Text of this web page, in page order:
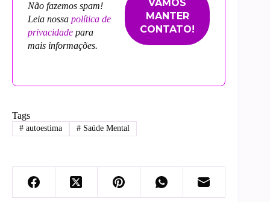
Não fazemos spam!
Leia nossa política de
privacidade para
mais informações.
Tags
#autoestima #Saúde Mental